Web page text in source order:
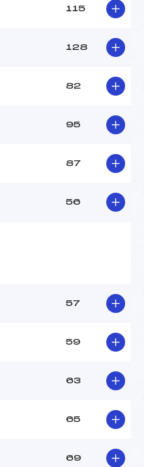
115
128
82
95
87
56
57
59
63
65
69